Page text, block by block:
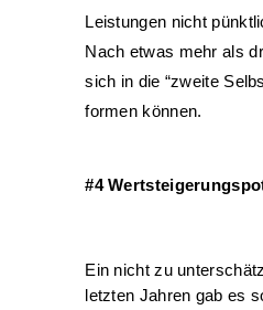
Leistungen nicht
Nach etwas mehr als
sich in die “zweite
formen können.
#4
Ein nicht zu
letzten Jahren gab es